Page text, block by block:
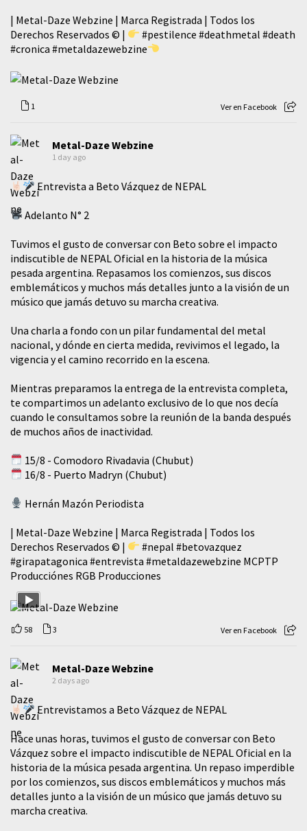
| Metal-Daze Webzine | Marca Registrada | Todos los
Derechos Reservados © |
#pestilence #deathmetal #death
#cronica #metaldazewebzine
1 Ver en Facebook
Metal-Daze Webzine
1 day ago
Entrevista a Beto Vázquez de NEPAL
Adelanto N° 2
Tuvimos el gusto de conversar con Beto sobre el impacto
indiscutible de NEPAL Oficial en la historia de la música
pesada argentina. Repasamos los comienzos, sus discos
emblemáticos y muchos más detalles junto a la visión de un
músico que jamás detuvo su marcha creativa.
​Una charla a fondo con un pilar fundamental del metal
nacional, y dónde en cierta medida, revivimos el legado, la
vigencia y el camino recorrido en la escena.
Mientras preparamos la entrega de la entrevista completa,
te compartimos un adelanto exclusivo de lo que nos decía
cuando le consultamos sobre la reunión de la banda después
de muchos años de inactividad.
15/8 - Comodoro Rivadavia (Chubut)
16/8 - Puerto Madryn (Chubut)
Hernán Mazón Periodista
| Metal-Daze Webzine | Marca Registrada | Todos los
Derechos Reservados © |
#nepal #betovazquez
#girapatagonica #entrevista #metaldazewebzine MCPTP
Producciónes RGB Producciones
58 3 Ver en Facebook
Metal-Daze Webzine
2 days ago
Entrevistamos a Beto Vázquez de NEPAL
Hace unas horas, tuvimos el gusto de conversar con Beto
Vázquez sobre el impacto indiscutible de NEPAL Oficial en la
historia de la música pesada argentina. Un repaso imperdible
por los comienzos, sus discos emblemáticos y muchos más
detalles junto a la visión de un músico que jamás detuvo su
marcha creativa.